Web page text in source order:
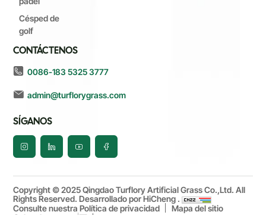
Césped de
golf
CONTÁCTENOS
0086-183 5325 3777
admin@turflorygrass.com
SÍGANOS
Copyright © 2025 Qingdao Turflory Artificial Grass Co.,Ltd. All
Rights Reserved.Desarrollado por HiCheng .
Consulte nuestra Política de privacidad
Mapa del sitio